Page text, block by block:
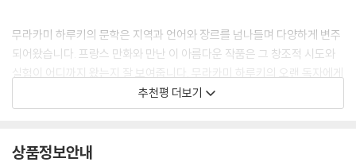
『버스데이 걸』
“나는 자네의 소원을 들어주고 싶네.
하지만 딱 한 가지니까 신중하게 생각해야 해.”
스무 살 생일을 맞은 주인공은 여느 때처럼 이탈리안 식당에서 서빙 아르
있는 의미와 장치를 가득 채웠다. 권마다 그림체를 다르게 해 단편소설 각
각의 분위기를 살렸다. 작품마다 달라지는 연출법과 색감은 ‘하루키 월
드’의 다채로움을 느끼게 한다.
‘믿고 읽는’ 하루키 번역가들의 총집합
무라카미 하루키의 문학은 지역과 언어와 장르를 넘나들며 다양하게 변주
되어왔습니다. 프랑스 만화와 만난 이 아름다운 작품은 그 창조적 시도와
실험이 어디까지 왔는지 잘 보여줍니다. 무라카미 하루키의 오랜 독자에게
도, 새로운 독자에게도 기쁜 발견이 되리라 생각합니다.
그림체가 낯설어서 선뜻 작업을 시작하지 못하고 한동안 감상만 했습니다.
추천평 더보기
상품정보안내